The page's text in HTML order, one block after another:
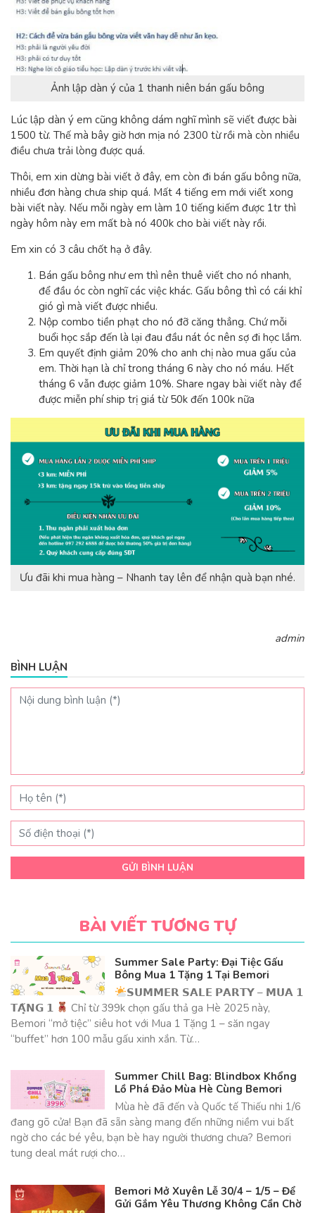
Ảnh lập dàn ý của 1 thanh niên bán gấu bông
Lúc lập dàn ý em cũng không dám nghĩ mình sẽ viết được bài
1500 từ. Thế mà bây giờ hơn mịa nó 2300 từ rồi mà còn nhiều
điều chưa trải lòng được quá.
Thôi, em xin dừng bài viết ở đây, em còn đi bán gấu bông nữa,
nhiều đơn hàng chưa ship quá. Mất 4 tiếng em mới viết xong
bài viết này. Nếu mỗi ngày em làm 10 tiếng kiếm được 1tr thì
ngày hôm này em mất bà nó 400k cho bài viết này rồi.
Em xin có 3 câu chốt hạ ở đây.
Bán gấu bông như em thì nên thuê viết cho nó nhanh,
để đầu óc còn nghĩ các việc khác. Gấu bông thì có cái khỉ
gió gì mà viết được nhiều.
Nộp combo tiền phạt cho nó đỡ căng thẳng. Chứ mỗi
buổi học sắp đến là lại đau đầu nát óc nên sợ đi học lắm.
Em quyết định giảm 20% cho anh chị nào mua gấu của
em. Thời hạn là chỉ trong tháng 6 này cho nó máu. Hết
tháng 6 vẫn được giảm 10%. Share ngay bài viết này để
được miễn phí ship trị giá từ 50k đến 100k nữa
Ưu đãi khi mua hàng – Nhanh tay lên để nhận quà bạn nhé.
admin
BÌNH LUẬN
GỬI BÌNH LUẬN
BÀI VIẾT TƯƠNG TỰ
Summer Sale Party: Đại Tiệc Gấu
Bông Mua 1 Tặng 1 Tại Bemori
𝗦𝗨𝗠𝗠𝗘𝗥 𝗦𝗔𝗟𝗘 𝗣𝗔𝗥𝗧𝗬 – 𝗠𝗨𝗔 𝟭
𝗧𝗔̣̆𝗡𝗚 𝟭
Chỉ từ 399k chọn gấu thả ga Hè 2025 này,
Bemori “mở tiệc” siêu hot với Mua 1 Tặng 1 – săn ngay
“buffet” hơn 100 mẫu gấu xinh xắn. Từ…
Summer Chill Bag: Blindbox Khổng
Lồ Phá Đảo Mùa Hè Cùng Bemori
Mùa hè đã đến và Quốc tế Thiếu nhi 1/6
đang gõ cửa! Bạn đã sẵn sàng mang đến những niềm vui bất
ngờ cho các bé yêu, bạn bè hay người thương chưa? Bemori
tung deal mát rượi cho…
Bemori Mở Xuyên Lễ 30/4 – 1/5 – Để
Gửi Gắm Yêu Thương Không Cần Chờ